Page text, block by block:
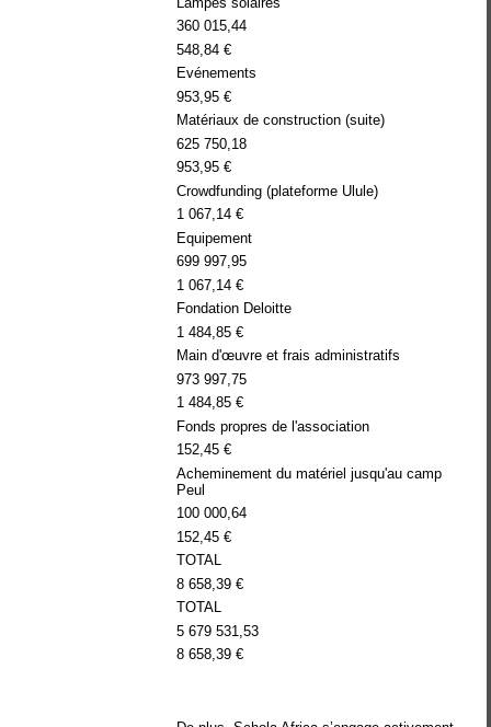
360 015,44
548,84 €
Evénements
953,95 €
Matériaux de construction (suite)
625 750,18
953,95 €
Crowdfunding (plateforme Ulule)
1 067,14 €
Equipement
699 997,95
1 067,14 €
Fondation Deloitte
1 484,85 €
Main d'œuvre et frais administratifs
973 997,75
1 484,85 €
Fonds propres de l'association
152,45 €
Acheminement du matériel jusqu'au camp
Peul
100 000,64
152,45 €
TOTAL
8 658,39 €
TOTAL
5 679 531,53
8 658,39 €